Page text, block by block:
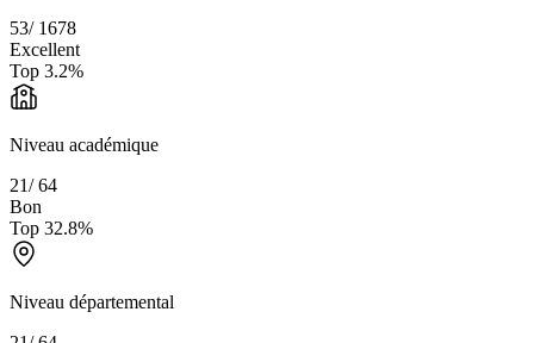
53/ 1678
Excellent
Top 3.2%
Niveau académique
21/64
Bon
Top 32.8%
Niveau départemental